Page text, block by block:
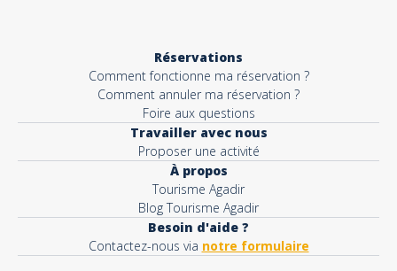
Réservations
Comment fonctionne ma réservation ?
Comment annuler ma réservation ?
Foire aux questions
Travailler avec nous
Proposer une activité
À propos
Tourisme Agadir
Blog Tourisme Agadir
Besoin d'aide ?
Contactez-nous via notre formulaire